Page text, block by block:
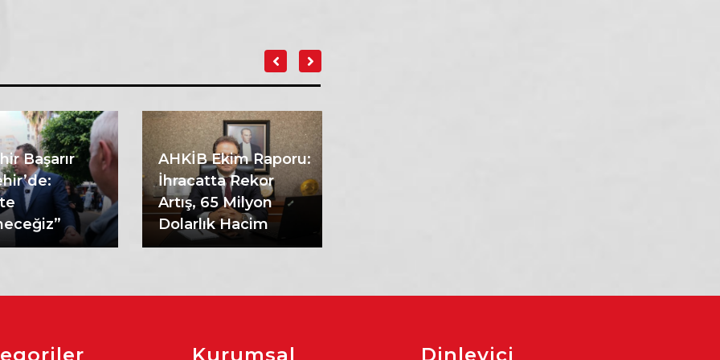
Başarır
AHKİB Ekim Raporu:
İhracatta Rekor
Artış, 65 Milyon
Dolarlık Hacim
Kurumsal Dinleyici